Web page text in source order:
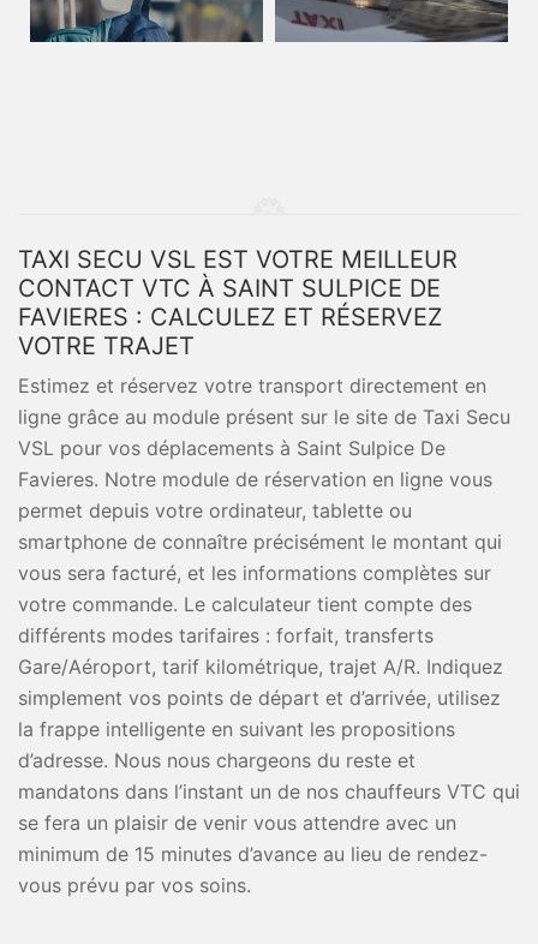
TAXI SECU VSL EST VOTRE MEILLEUR
CONTACT VTC À SAINT SULPICE DE
FAVIERES : CALCULEZ ET RÉSERVEZ
VOTRE TRAJET
Estimez et réservez votre transport directement en
ligne grâce au module présent sur le site de Taxi Secu
VSL pour vos déplacements à Saint Sulpice De
Favieres. Notre module de réservation en ligne vous
permet depuis votre ordinateur, tablette ou
smartphone de connaître précisément le montant qui
vous sera facturé, et les informations complètes sur
votre commande. Le calculateur tient compte des
différents modes tarifaires : forfait, transferts
Gare/Aéroport, tarif kilométrique, trajet A/R. Indiquez
simplement vos points de départ et d’arrivée, utilisez
la frappe intelligente en suivant les propositions
d’adresse. Nous nous chargeons du reste et
mandatons dans l’instant un de nos chauffeurs VTC qui
se fera un plaisir de venir vous attendre avec un
minimum de 15 minutes d’avance au lieu de rendez-
vous prévu par vos soins.